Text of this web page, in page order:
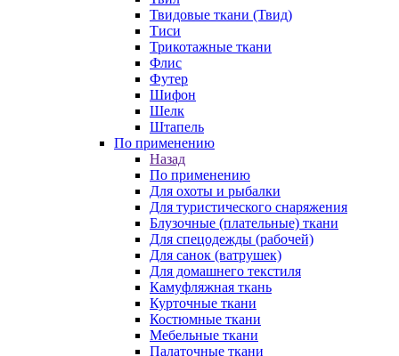
Твидовые ткани (Твид)
Тиси
Трикотажные ткани
Флис
Футер
Шифон
Шелк
Штапель
По применению
Назад
По применению
Для охоты и рыбалки
Для туристического снаряжения
Блузочные (плательные) ткани
Для спецодежды (рабочей)
Для санок (ватрушек)
Для домашнего текстиля
Камуфляжная ткань
Курточные ткани
Костюмные ткани
Мебельные ткани
Палаточные ткани